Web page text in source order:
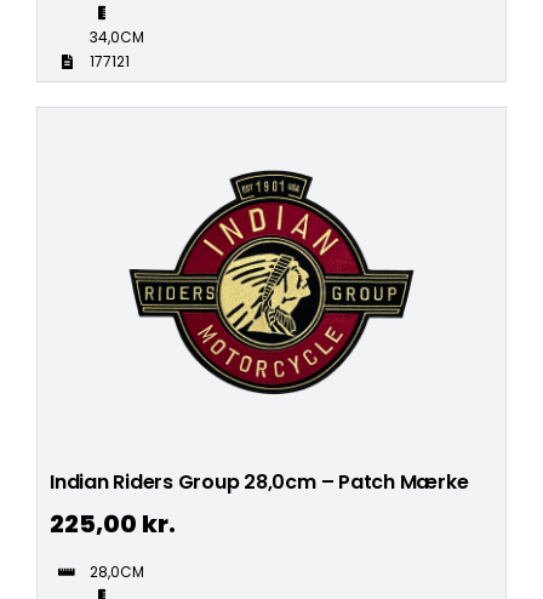
34,0CM
177121
Indian Riders Group 28,0cm – Patch Mærke
225,00 kr.
28,0CM